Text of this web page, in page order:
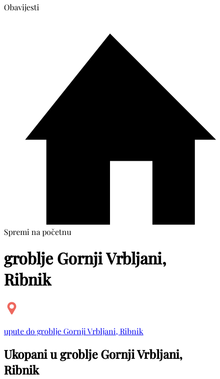
Obavijesti
Spremi na početnu
groblje Gornji Vrbljani,
Ribnik
upute do groblje Gornji Vrbljani, Ribnik
Ukopani u groblje Gornji Vrbljani,
Ribnik